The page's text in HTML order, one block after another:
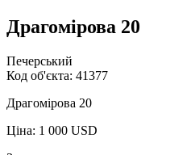
Драгомірова 20
Печерський
Код об'єкта: 41377
Драгомірова 20
Ціна: 1 000 USD